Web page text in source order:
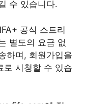
수 있습니다.
공식 스트리
별도의 요금 없
하며, 회원가입을
로 시청할 수 있습